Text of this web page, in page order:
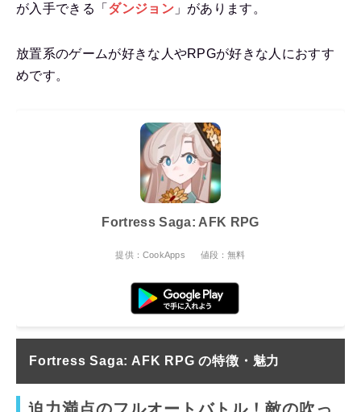
が入手できる「 ダンジョン」があります。
放置系のゲームが好きな人やRPGが好きな人におすす
めです。
Fortress Saga: AFK RPG
提供：CookApps 値段：無料
Fortress Saga: AFK RPG の特徴・魅力